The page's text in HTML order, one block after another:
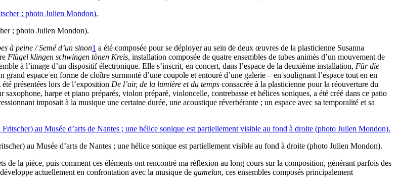
; photo Julien Mondon).
à peine / Semé d’un sinon1 a été composée pour se déployer au sein de deux œuvres de la plasticienne Susanna
Flügel klingen schwingen tönen Kreis, installation composée de quatre ensembles de tubes animés d’un mouvement de
à l’image d’un dispositif électronique. Elle s’inscrit, en concert, dans l’espace de la deuxième installation, Für die
espace en forme de cloître surmonté d’une coupole et entouré d’une galerie – en soulignant l’espace tout en en
présentées lors de l’exposition De l’air, de la lumière et du temps consacrée à la plasticienne pour la réouverture du
saxophone, harpe et piano préparés, violon préparé, violoncelle, contrebasse et hélices soniques, a été créé dans ce patio
imposait à la musique une certaine durée, une acoustique réverbérante ; un espace avec sa temporalité et sa
au Musée d’arts de Nantes ; une hélice sonique est partiellement visible au fond à droite (photo Julien Mondon).
de la pièce, puis comment ces éléments ont rencontré ma réflexion au long cours sur la composition, générant parfois des
actuellement en confrontation avec la musique de gamelan, ces ensembles composés principalement